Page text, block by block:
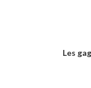
Les